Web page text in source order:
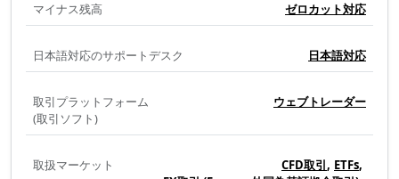
マイナス残高 ゼロカット対応
日本語対応のサポートデスク 日本語対応
取引プラットフォーム
(取引ソフト)
ウェブトレーダー
取扱マーケット CFD取引
ETFs